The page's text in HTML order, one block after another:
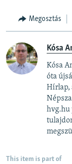
Megosztás
Kósa
Kósa
óta
Hírlap,
hvg.hu
This item is part of